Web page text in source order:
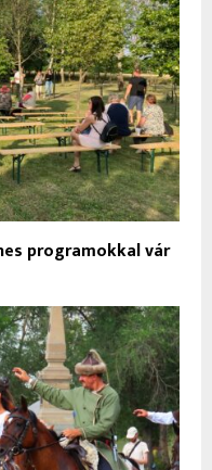
programokkal vár